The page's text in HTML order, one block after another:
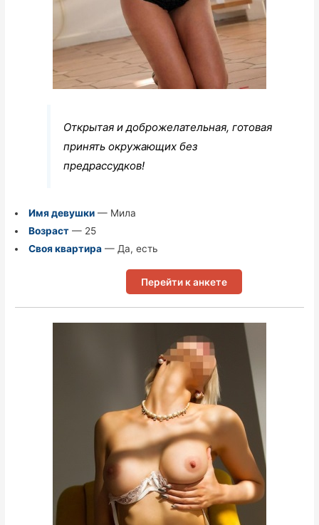
Открытая и доброжелательная, готовая
принять окружающих без
предрассудков!
Имя девушки— Мила
Возраст— 25
Своя квартира— Да, есть
Перейти к анкете